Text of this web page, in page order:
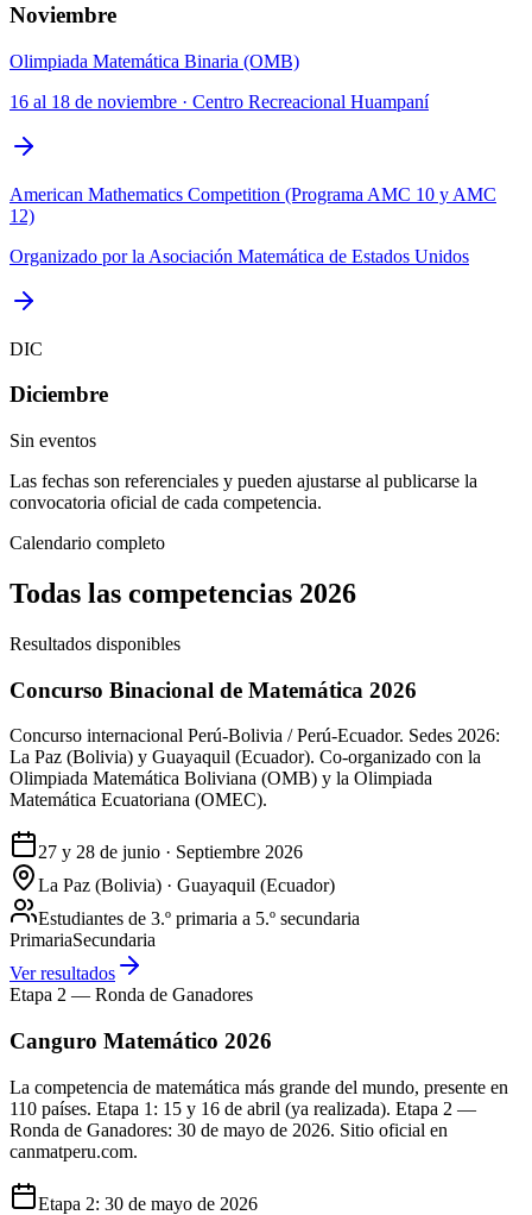
Noviembre
Olimpiada Matemática Binaria (OMB)
16 al 18 de noviembre · Centro Recreacional Huampaní
American Mathematics Competition (Programa AMC 10 y AMC
12)
Organizado por la Asociación Matemática de Estados Unidos
DIC
Diciembre
Sin eventos
Las fechas son referenciales y pueden ajustarse al publicarse la
convocatoria oficial de cada competencia.
Calendario completo
Todas las competencias 2026
Resultados disponibles
Concurso Binacional de Matemática 2026
Concurso internacional Perú-Bolivia / Perú-Ecuador. Sedes 2026:
La Paz (Bolivia) y Guayaquil (Ecuador). Co-organizado con la
Olimpiada Matemática Boliviana (OMB) y la Olimpiada
Matemática Ecuatoriana (OMEC).
27 y 28 de junio · Septiembre 2026
La Paz (Bolivia) · Guayaquil (Ecuador)
Estudiantes de 3.º primaria a 5.º secundaria
PrimariaSecundaria
Ver resultados
Etapa 2 — Ronda de Ganadores
Canguro Matemático 2026
La competencia de matemática más grande del mundo, presente en
110 países. Etapa 1: 15 y 16 de abril (ya realizada). Etapa 2 —
Ronda de Ganadores: 30 de mayo de 2026. Sitio oficial en
canmatperu.com.
Etapa 2: 30 de mayo de 2026